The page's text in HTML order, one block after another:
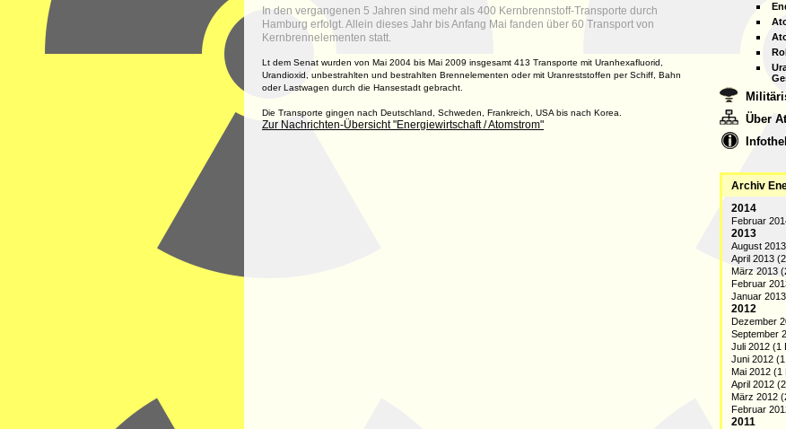
Über
Archiv
2014
Februar
2013
August
April 2013
März 2013
Februar
Januar
2012
Dezember
September
Juli 2012 (1
Juni 2012
Mai 2012 (1
April 2012
März 2012
Februar
2011
In den vergangenen 5 Jahren sind mehr als 400 Kernbrennstoff-Transporte durch
Hamburg erfolgt. Allein dieses Jahr bis Anfang Mai fanden über 60 Transport von
Kernbrennelementen statt.
Lt dem Senat wurden von Mai 2004 bis Mai 2009 insgesamt 413 Transporte mit Uranhexafluorid,
Urandioxid, unbestrahlten und bestrahlten Brennelementen oder mit Uranreststoffen per Schiff, Bahn
oder Lastwagen durch die Hansestadt gebracht.
Die Transporte gingen nach Deutschland, Schweden, Frankreich, USA bis nach Korea.
Zur Nachrichten-Übersicht "Energiewirtschaft / Atomstrom"